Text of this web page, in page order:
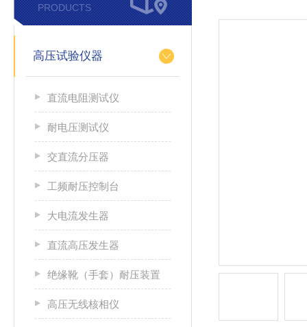
PRODUCTS
高压试验仪器
直流电阻测试仪
耐电压测试仪
交直流分压器
工频耐压控制台
大电流发生器
直流高压发生器
绝缘靴（手套）耐压装置
高压无线核相仪